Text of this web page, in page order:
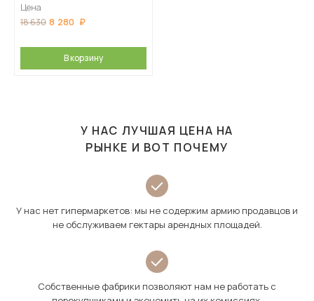
Цена
18 630 8 280
В корзину
У НАС ЛУЧШАЯ ЦЕНА НА
РЫНКЕ И ВОТ ПОЧЕМУ
У нас нет гипермаркетов: мы не содержим армию продавцов и
не обслуживаем гектары арендных площадей.
Собственные фабрики позволяют нам не работать с